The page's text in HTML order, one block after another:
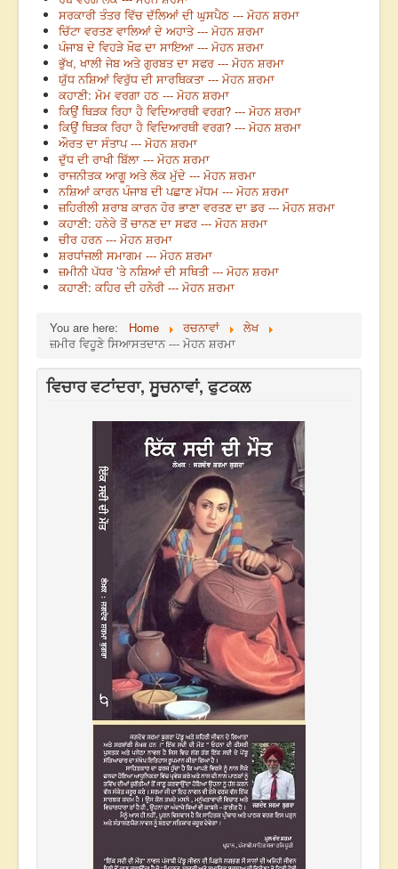
ਸਰਕਾਰੀ ਤੰਤਰ ਵਿੱਚ ਦੱਲਿਆਂ ਦੀ ਘੁਸਪੈਠ --- ਮੋਹਨ ਸ਼ਰਮਾ
ਚਿੱਟਾ ਵਰਤਣ ਵਾਲਿਆਂ ਦੇ ਅਹਾਤੇ --- ਮੋਹਨ ਸ਼ਰਮਾ
ਪੰਜਾਬ ਦੇ ਵਿਹੜੇ ਖ਼ੌਫ ਦਾ ਸਾਇਆ --- ਮੋਹਨ ਸ਼ਰਮਾ
ਭੁੱਖ, ਖਾਲੀ ਜੇਬ ਅਤੇ ਗੁਰਬਤ ਦਾ ਸਫਰ --- ਮੋਹਨ ਸ਼ਰਮਾ
ਯੁੱਧ ਨਸ਼ਿਆਂ ਵਿਰੁੱਧ ਦੀ ਸਾਰਥਿਕਤਾ --- ਮੋਹਨ ਸ਼ਰਮਾ
ਕਹਾਣੀ: ਮੋਮ ਵਰਗਾ ਹਠ --- ਮੋਹਨ ਸ਼ਰਮਾ
ਕਿਉਂ ਥਿੜਕ ਰਿਹਾ ਹੈ ਵਿਦਿਆਰਥੀ ਵਰਗ? --- ਮੋਹਨ ਸ਼ਰਮਾ
ਕਿਉਂ ਥਿੜਕ ਰਿਹਾ ਹੈ ਵਿਦਿਆਰਥੀ ਵਰਗ? --- ਮੋਹਨ ਸ਼ਰਮਾ
ਔਰਤ ਦਾ ਸੰਤਾਪ --- ਮੋਹਨ ਸ਼ਰਮਾ
ਦੁੱਧ ਦੀ ਰਾਖੀ ਬਿੱਲਾ --- ਮੋਹਨ ਸ਼ਰਮਾ
ਰਾਜਨੀਤਕ ਆਗੂ ਅਤੇ ਲੋਕ ਮੁੱਦੇ --- ਮੋਹਨ ਸ਼ਰਮਾ
ਨਸ਼ਿਆਂ ਕਾਰਨ ਪੰਜਾਬ ਦੀ ਪਛਾਣ ਮੱਧਮ --- ਮੋਹਨ ਸ਼ਰਮਾ
ਜ਼ਹਿਰੀਲੀ ਸ਼ਰਾਬ ਕਾਰਨ ਹੋਰ ਭਾਣਾ ਵਰਤਣ ਦਾ ਡਰ --- ਮੋਹਨ ਸ਼ਰਮਾ
ਕਹਾਣੀ: ਹਨੇਰੇ ਤੋਂ ਚਾਨਣ ਦਾ ਸਫਰ --- ਮੋਹਨ ਸ਼ਰਮਾ
ਚੀਰ ਹਰਨ --- ਮੋਹਨ ਸ਼ਰਮਾ
ਸ਼ਰਧਾਂਜਲੀ ਸਮਾਗਮ --- ਮੋਹਨ ਸ਼ਰਮਾ
ਜ਼ਮੀਨੀ ਪੱਧਰ ’ਤੇ ਨਸ਼ਿਆਂ ਦੀ ਸਥਿਤੀ --- ਮੋਹਨ ਸ਼ਰਮਾ
ਕਹਾਣੀ: ਕਹਿਰ ਦੀ ਹਨੇਰੀ --- ਮੋਹਨ ਸ਼ਰਮਾ
You are here: Home ਰਚਨਾਵਾਂ
ਲੇਖ
ਜ਼ਮੀਰ ਵਿਹੂਣੇ ਸਿਆਸਤਦਾਨ --- ਮੋਹਨ ਸ਼ਰਮਾ
ਵਿਚਾਰ ਵਟਾਂਦਰਾ, ਸੂਚਨਾਵਾਂ, ਫੁਟਕਲ